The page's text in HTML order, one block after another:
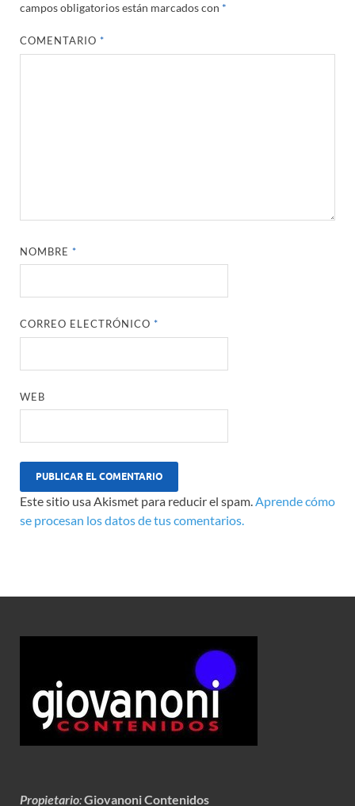
campos obligatorios están marcados con *
COMENTARIO*
NOMBRE*
CORREO ELECTRÓNICO*
WEB
Este sitio usa Akismet para reducir el spam.Aprende cómo
se procesan los datos de tus comentarios.
Propietario:Giovanoni Contenidos